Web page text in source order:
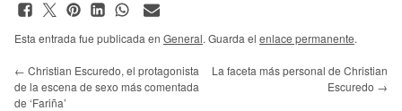
Esta entrada fue publicada en General. Guarda el enlace permanente.
← Christian Escuredo, el protagonista
de la escena de sexo más comentada
de ‘Fariña’
La faceta más personal de Christian
Escuredo →